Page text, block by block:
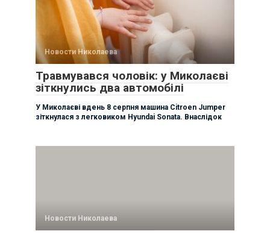
Новости Николаева
Травмувався чоловік: у Миколаєві
зіткнулись два автомобілі
У Миколаєві вдень 8 серпня машина Citroen Jumper
зіткнулася з легковиком Hyundai Sonata. Внаслідок
Новости Николаева